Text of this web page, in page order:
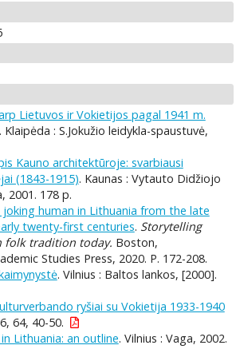
Lietuvos ir Vokietijos pagal 1941 m.
. Klaipėda : S.Jokužio leidykla-spaustuvė,
Kauno architektūroje: svarbiausi
(1843-1915). Kaunas : Vytauto Didžiojo
2001. 178 p.
human in Lithuania from the late
twenty-first centuries. Storytelling
folk tradition today. Boston,
Studies Press, 2020. P. 172-208.
. Vilnius : Baltos lankos, [2000].
ryšiai su Vokietija 1933-1940
64, 40-50.
Lithuania: an outline. Vilnius : Vaga, 2002.